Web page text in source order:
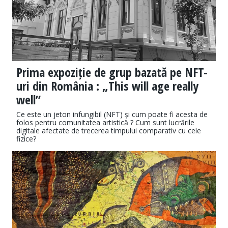
Prima expoziție de grup bazată pe NFT-
uri din România : „This will age really
well”
Ce este un jeton infungibil (NFT) și cum poate fi acesta de
folos pentru comunitatea artistică ? Cum sunt lucrările
digitale afectate de trecerea timpului comparativ cu cele
fizice?